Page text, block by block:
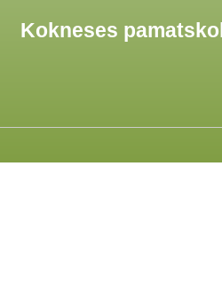
Kokneses